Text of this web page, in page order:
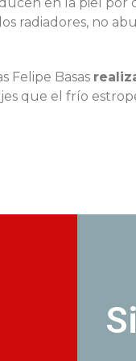
radiadores, no
Felipe Basas
que el frío